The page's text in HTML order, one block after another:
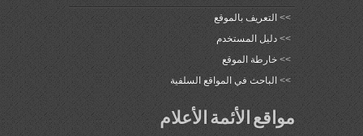
>> التعريف بالموقع
>>دليل المستخدم
>>خارطة الموقع
>> الباحث في المواقع السلفية
مواقع الأئمة الأعلام